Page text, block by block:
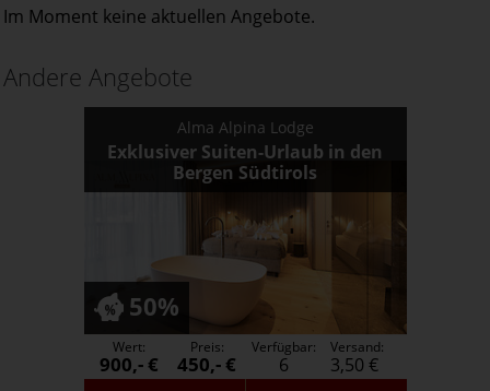
Im Moment keine aktuellen Angebote.
Andere Angebote
Alma Alpina Lodge
Exklusiver Suiten-Urlaub in den
Bergen Südtirols
50%
Wert:
900,- €
Preis:
450,- €
Verfügbar:
6
Versand:
3,50 €